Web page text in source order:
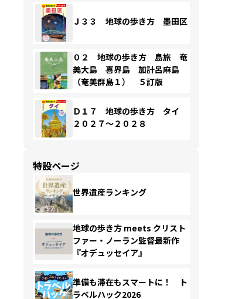
Ｊ３３ 地球の歩き方 墨田区
０２ 地球の歩き方 島旅 奄
美大島 喜界島 加計呂麻島
（奄美群島１） ５訂版
Ｄ１７ 地球の歩き方 タイ
２０２７～２０２８
特設ページ
世界遺産ランキング
地球の歩き方 meets クリスト
ファー・ノーラン監督最新作
『オデュッセイア』
準備も滞在もスマートに！ ト
ラベルハック2026